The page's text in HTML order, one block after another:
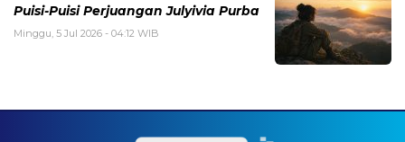
Puisi-Puisi Perjuangan Julyivia Purba
Minggu, 5 Jul 2026 - 04:12 WIB